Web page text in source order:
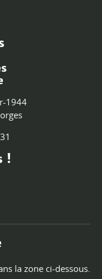
1944
!
la zone ci-dessous.